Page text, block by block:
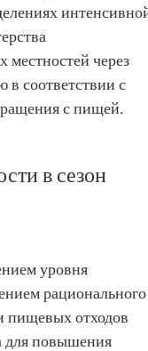
местностей через
в соответствии с
с пищей.
в сезон
уровня
рационального
пищевых отходов
для повышения